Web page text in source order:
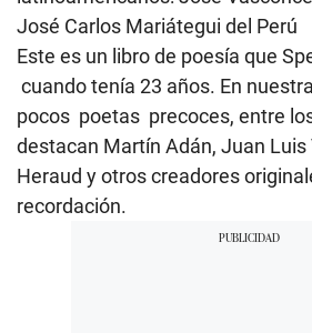
José Carlos Mariátegui del Perú
Este es un libro de poesía que
cuando tenía 23 años. En
pocos poetas precoces, entre
destacan Martín Adán, Juan
Heraud y otros creadores
recordación.